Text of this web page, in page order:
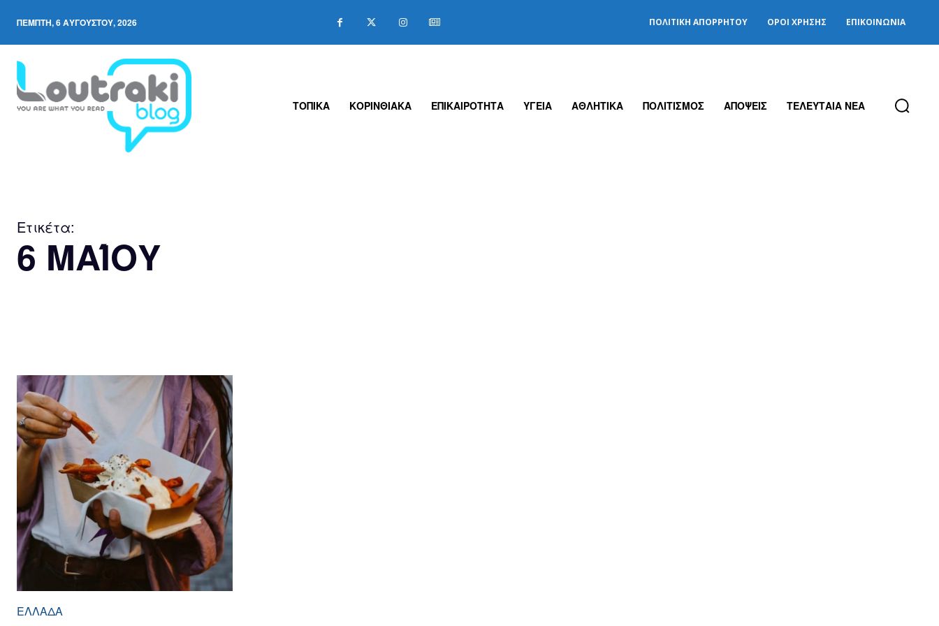
ΠΈΜΠΤΗ, 6 ΑΥΓΟΎΣΤΟΥ, 2026 ΠΟΛΙΤΙΚΉ ΑΠΟΡΡΉΤΟΥ ΌΡΟΙ ΧΡΉΣΗΣ ΕΠΙΚΟΙΝΩΝΊΑ
ΤΟΠΙΚΑ ΚΟΡΙΝΘΙΑΚΑ ΕΠΙΚΑΙΡΟΤΗΤΑ ΥΓΕΙΑ ΑΘΛΗΤΙΚΑ ΠΟΛΙΤΙΣΜΟΣ ΑΠΟΨΕΙΣ ΤΕΛΕΥΤΑΙΑ ΝΕΑ
Ετικέτα:
6 ΜΑΊΟΥ
ΕΛΛΆΔΑ